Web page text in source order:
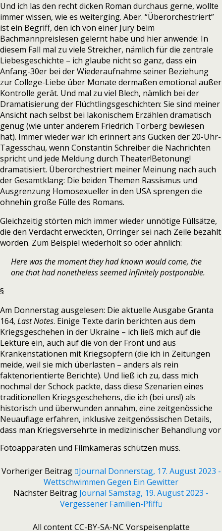
Und ich las den recht dicken Roman durchaus gerne, wollte
immer wissen, wie es weiterging. Aber. “Überorchestriert”
ist ein Begriff, den ich von einer Jury beim
Bachmannpreislesen gelernt habe und hier anwende: In
diesem Fall mal zu viele Streicher, nämlich für die zentrale
Liebesgeschichte – ich glaube nicht so ganz, dass ein
Anfang-30er bei der Wiederaufnahme seiner Beziehung
zur College-Liebe über Monate dermaßen emotional außer
Kontrolle gerät. Und mal zu viel Blech, nämlich bei der
Dramatisierung der Flüchtlingsgeschichten: Sie sind meiner
Ansicht nach selbst bei lakonischem Erzählen dramatisch
genug (wie unter anderem Friedrich Torberg bewiesen
hat). Immer wieder war ich erinnert ans Gucken der 20-Uhr-
Tagesschau, wenn Constantin Schreiber die Nachrichten
spricht und jede Meldung durch Theater!Betonung!
dramatisiert. Überorchestriert meiner Meinung nach auch
der Gesamtklang: Die beiden Themen Rassismus und
Ausgrenzung Homosexueller in den USA sprengen die
ohnehin große Fülle des Romans.
Gleichzeitig störten mich immer wieder unnötige Füllsätze,
die den Verdacht erweckten, Orringer sei nach Zeile bezahlt
worden. Zum Beispiel wiederholt so oder ähnlich:
Here was the moment they had known would come, the
one that had nonetheless seemed infinitely postponable.
§
Am Donnerstag ausgelesen: Die aktuelle Ausgabe Granta
164, Last Notes. Einige Texte darin berichten aus dem
Kriegsgeschehen in der Ukraine – ich ließ mich auf die
Lektüre ein, auch auf die von der Front und aus
Krankenstationen mit Kriegsopfern (die ich in Zeitungen
meide, weil sie mich überlasten – anders als rein
faktenorientierte Berichte). Und ließ ich zu, dass mich
nochmal der Schock packte, dass diese Szenarien eines
traditionellen Kriegsgeschehens, die ich (bei uns!) als
historisch und überwunden annahm, eine zeitgenössiche
Neuauflage erfahren, inklusive zeitgenössischen Details,
dass man Kriegsversehrte in medizinischer Behandlung vor
Fotoapparaten und Filmkameras schützen muss.
Vorheriger Beitrag
Journal Donnerstag, 17. August 2023 -
Wettschwimmen Gegen Ein Gewitter
Nächster Beitrag Journal Samstag, 19. August 2023 -
Vergessener Familien-Pfiff
All content CC-BY-SA-NC Vorspeisenplatte